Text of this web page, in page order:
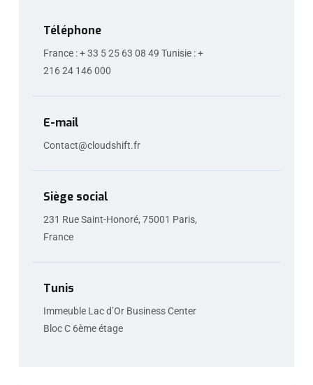
Téléphone
France : + 33 5 25 63 08 49 Tunisie : +
216 24 146 000
E-mail
Contact@cloudshift.fr
Siège social
231 Rue Saint-Honoré, 75001 Paris,
France
Tunis
Immeuble Lac d’Or Business Center
Bloc C 6ème étage